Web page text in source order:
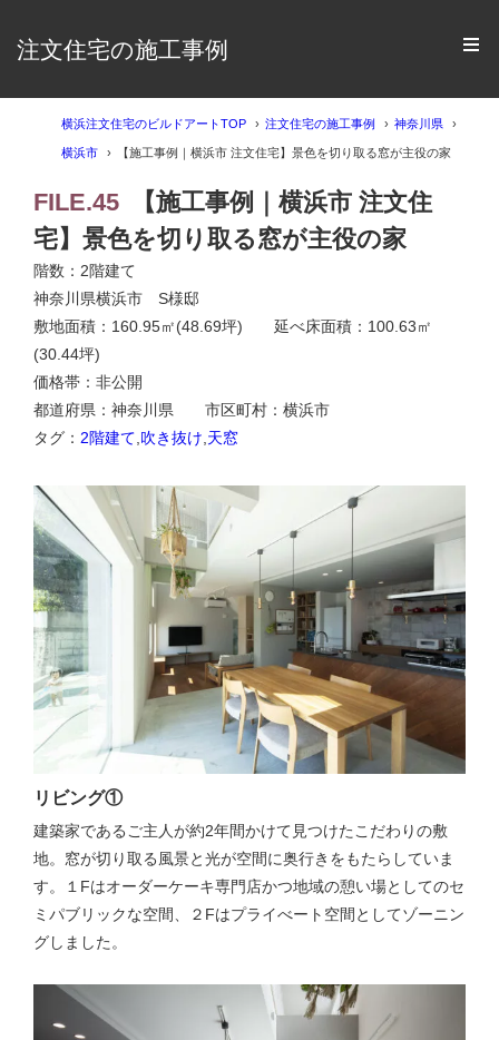
注文住宅の施工事例
横浜注文住宅のビルドアートTOP 注文住宅の施工事例 神奈川県
横浜市 【施工事例｜横浜市 注文住宅】景色を切り取る窓が主役の家
FILE.45
【施工事例｜横浜市 注文住
宅】景色を切り取る窓が主役の家
階数：2階建て
神奈川県横浜市 S様邸
敷地面積：160.95㎡(48.69坪) 延べ床面積：100.63㎡
(30.44坪)
価格帯：非公開
都道府県：神奈川県 市区町村：横浜市
タグ： 2階建て 吹き抜け 天窓
リビング①
建築家であるご主人が約2年間かけて見つけたこだわりの敷
地。窓が切り取る風景と光が空間に奥行きをもたらしていま
す。１Fはオーダーケーキ専門店かつ地域の憩い場としてのセ
ミパブリックな空間、２Fはプライべート空間としてゾーニン
グしました。